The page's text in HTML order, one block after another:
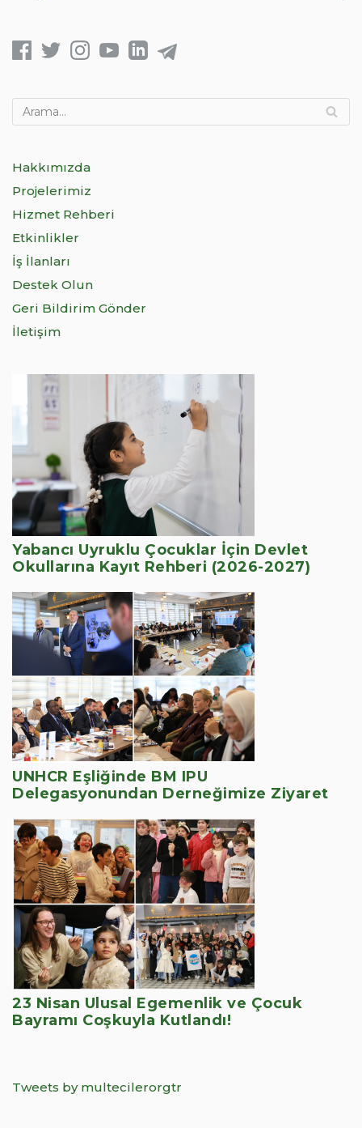
Hakkımızda
Projelerimiz
Hizmet Rehberi
Etkinlikler
İş İlanları
Destek Olun
Geri Bildirim Gönder
İletişim
Yabancı Uyruklu Çocuklar İçin Devlet
Okullarına Kayıt Rehberi (2026-2027)
UNHCR Eşliğinde BM IPU
Delegasyonundan Derneğimize Ziyaret
23 Nisan Ulusal Egemenlik ve Çocuk
Bayramı Coşkuyla Kutlandı!
Tweets by multecilerorgtr